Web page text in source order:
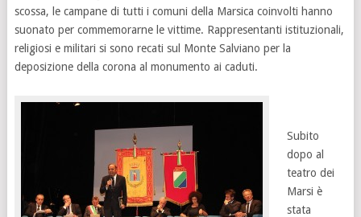
scossa, le campane di tutti i comuni della Marsica coinvolti hanno
suonato per commemorarne le vittime. Rappresentanti istituzionali,
religiosi e militari si sono recati sul Monte Salviano per la
deposizione della corona al monumento ai caduti.
Subito
dopo al
teatro dei
Marsi è
stata